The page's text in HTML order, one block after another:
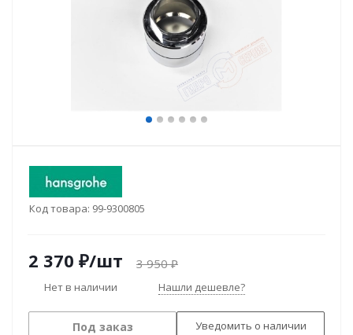
Код товара: 99-9300805
2 370 ₽/шт 3 950₽
Нет в наличии Нашли дешевле?
Под заказ Уведомить о наличии